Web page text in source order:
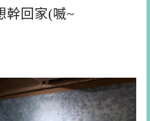
幹回家(喴~